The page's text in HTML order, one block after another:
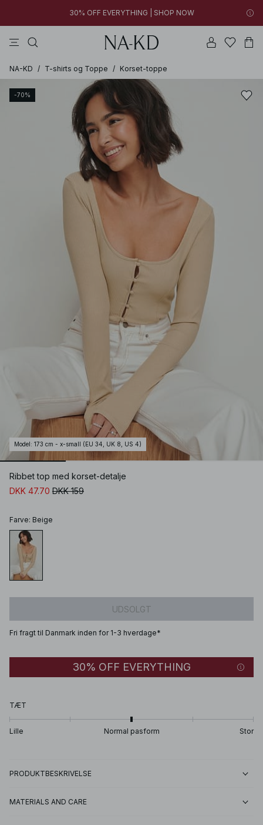
30% OFF EVERYTHING | SHOP NOW
09h 52m 47s
FINAL SALE | SHOP NOW
30% OFF EVERYTHING | SHOP NOW
NA-KD / T-shirts og Toppe / Korset-toppe
-70%
Model : 173 cm - x-small (EU 34, UK 8, US 4)
Ribbet top med korset-detalje
DKK 47.70 DKK 159
Farve: Beige
UDSOLGT
Fri fragt til Danmark inden for 1-3 hverdage*
30% OFF EVERYTHING
TÆT
Lille Normal pasform Stor
PRODUKTBESKRIVELSE
MATERIALS AND CARE